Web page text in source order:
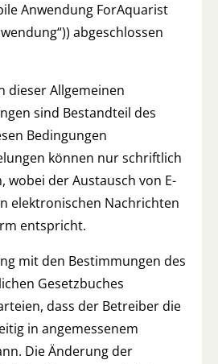
Anwendung ForAquarist
abgeschlossen
dieser Allgemeinen
sind Bestandteil des
Bedingungen
können nur schriftlich
wobei der Austausch von E-
elektronischen Nachrichten
entspricht.
mit den Bestimmungen des
Gesetzbuches
dass der Betreiber die
in angemessenem
Die Änderung der